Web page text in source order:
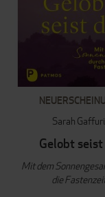
Sarah Gaffuri
Gelobt seist
Mit dem
die